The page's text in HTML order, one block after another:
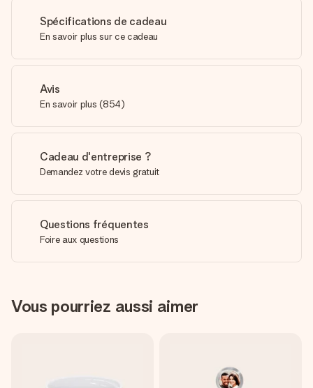
Spécifications de cadeau
En savoir plus sur ce cadeau
Avis
En savoir plus (854)
Cadeau d'entreprise ?
Demandez votre devis gratuit
Questions fréquentes
Foire aux questions
Vous pourriez aussi aimer